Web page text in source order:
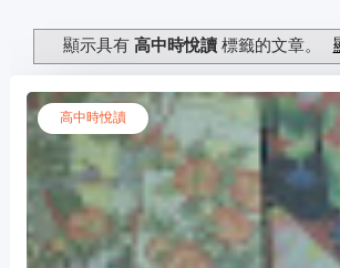
顯示具有高中時悅讀標籤的文章。
高中時悅讀